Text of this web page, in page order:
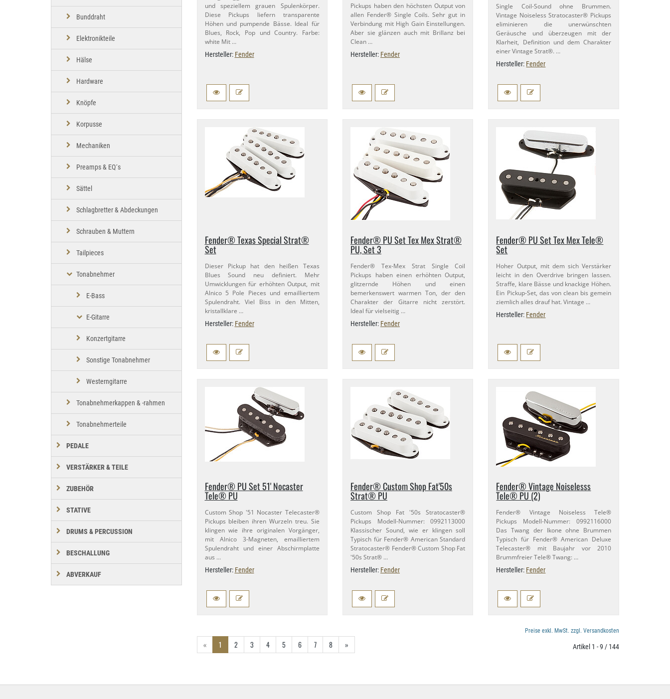
und speziellem grauen Spulenkörper.
Diese Pickups liefern transparente
Höhen und pumpende Bässe. Ideal für
Blues, Rock, Pop und Country. Farbe:
white Mit …
Hersteller: Fender
Pickups haben den höchsten Output von
allen Fender® Single Coils. Sehr gut in
Verbindung mit High Gain Einstellungen.
Aber sie glänzen auch mit Brillanz bei
Clean …
Hersteller: Fender
Single Coil-​Sound ohne Brummen.
Vintage Noiseless Stratocaster® Pickups
eliminieren die unerwünschten
Geräusche und überzeugen mit der
Klarheit, Definition und dem Charakter
einer Vintage Strat®. …
Hersteller: Fender
Fender® Texas Special Strat®
Set
Dieser Pickup hat den heißen Texas
Blues Sound neu definiert. Mehr
Umwicklungen für erhöhten Output, mit
Alnico 5 Pole Pieces und emailliertem
Spulendraht. Viel Biss in den Mitten,
kristallklare …
Hersteller: Fender
Fender® PU Set Tex Mex Strat®
PU, Set 3
Fender® Tex-​Mex Strat Single Coil
Pickups haben einen erhöhten Output,
glitzernde Höhen und einen
bemerkenswert warmen Ton, der den
Charakter der Gitarre nicht zerstört.
Ideal für vielseitig …
Hersteller: Fender
Fender® PU Set Tex Mex Tele®
Set
Hoher Output, mit dem sich Verstärker
leicht in den Overdrive bringen lassen.
Straffe, klare Bässe und knackige Höhen.
Ein Pickup-​Set, das von clean bis gemein
ziemlich alles drauf hat. Vintage …
Hersteller: Fender
Fender® PU Set 51' Nocaster
Tele® PU
Custom Shop '51 Nocaster Telecaster®
Pickups bleiben ihren Wurzeln treu. Sie
klingen wie ihre originalen Vorgänger,
mit Alnico 3-​Magneten, emailliertem
Spulendraht und einer Abschirmplatte
aus …
Hersteller: Fender
Fender® Custom Shop Fat'50s
Strat® PU
Custom Shop Fat '50s Stratocaster®
Pickups Modell-​Nummer: 0992113000
Klassischer Sound, wie er klingen soll
Typisch für Fender® American Standard
Stratocaster® Fender® Custom Shop Fat
'50s Strat® …
Hersteller: Fender
Fender® Vintage Noiselesss
Tele® PU (2)
Fender® Vintage Noiseless Tele®
Pickups Modell-​Nummer: 0992116000
Das Twang der Ikone ohne Brummen
Typisch für Fender® American Deluxe
Telecaster® mit Baujahr vor 2010
Brummfreier Tele® Twang: …
Hersteller: Fender
Preise exkl. MwSt. zzgl. Versandkosten
« 1 2 3 4 5 6 7 8 » Artikel 1 - 9 / 144
Bunddraht
Elektronikteile
Hälse
Hardware
Knöpfe
Korpusse
Mechaniken
Preamps & EQ´s
Sättel
Schlagbretter & Abdeckungen
Schrauben & Muttern
Tailpieces
Tonabnehmer
E-Bass
E-Gitarre
Konzertgitarre
Sonstige Tonabnehmer
Westerngitarre
Tonabnehmerkappen & -rahmen
Tonabnehmerteile
PEDALE
VERSTÄRKER & TEILE
ZUBEHÖR
STATIVE
DRUMS & PERCUSSION
BESCHALLUNG
ABVERKAUF